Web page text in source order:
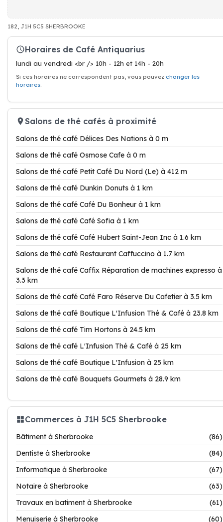
182, J1H 5C5 SHERBROOKE
Horaires de Café Antiquarius
lundi au vendredi <br /> 10h - 12h et 14h - 20h
Si ces horaires ne correspondent pas, vous pouvez changer les
horaires.
Salons de thé cafés à proximité
Salons de thé café Délices Des Nations à 0 m
Salons de thé café Osmose Cafe à 0 m
Salons de thé café Petit Café Du Nord (Le) à 412 m
Salons de thé café Dunkin Donuts à 1 km
Salons de thé café Café Du Bonheur à 1 km
Salons de thé café Café Sofia à 1 km
Salons de thé café Café Hubert Saint-Jean Inc à 1.6 km
Salons de thé café Restaurant Caffuccino à 1.7 km
Salons de thé café Caffix Réparation de machines expresso à
3.3 km
Salons de thé café Café Faro Réserve Du Cafetier à 3.5 km
Salons de thé café Boutique L'Infusion Thé & Café à 23.8 km
Salons de thé café Tim Hortons à 24.5 km
Salons de thé café L'Infusion Thé & Café à 25 km
Salons de thé café Boutique L'Infusion à 25 km
Salons de thé café Bouquets Gourmets à 28.9 km
Commerces à J1H 5C5 Sherbrooke
Bâtiment à Sherbrooke
(86)
Dentiste à Sherbrooke
(84)
Informatique à Sherbrooke
(67)
Notaire à Sherbrooke
(63)
Travaux en batiment à Sherbrooke
(61)
Menuiserie à Sherbrooke
(60)